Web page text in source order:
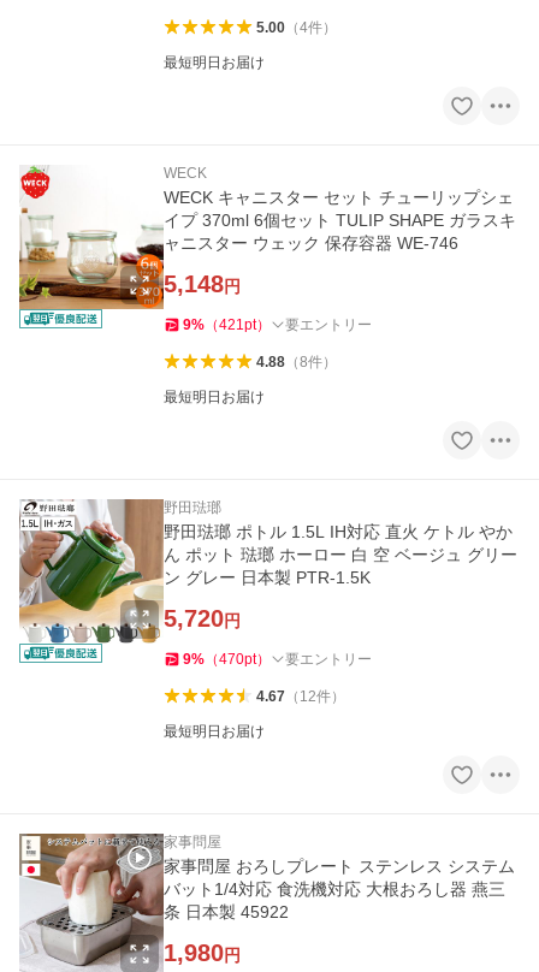
5.00（4件）
最短明日お届け
WECK
WECK キャニスター セット チューリップシェ
イプ 370ml 6個セット TULIP SHAPE ガラスキ
ャニスター ウェック 保存容器 WE-746
5,148円
9% （421 pt） 要エントリー
4.88（8件）
最短明日お届け
野田琺瑯
野田琺瑯 ポトル 1.5L IH対応 直火 ケトル やか
ん ポット 琺瑯 ホーロー 白 空 ベージュ グリー
ン グレー 日本製 PTR-1.5K
5,720円
9% （470pt） 要エントリー
4.67（ 12件）
最短明日お届け
家事問屋
家事問屋 おろしプレート ステンレス システム
バット1/4対応 食洗機対応 大根おろし器 燕三
条 日本製 45922
1,980円